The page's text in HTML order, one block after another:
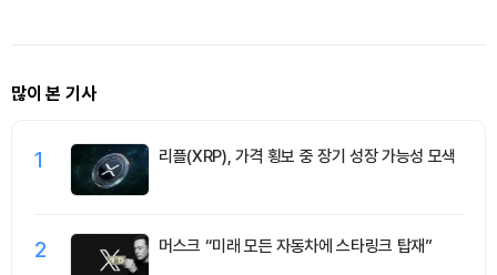
많이 본 기사
1 리플(XRP), 가격 횡보 중 장기 성장 가능성 모색
2 머스크 “미래 모든 자동차에 스타링크 탑재”